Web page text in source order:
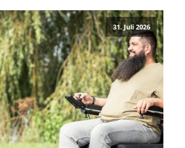
ist, welche Ursachen bekannt
möglich sind, […]
31. Juli 2026